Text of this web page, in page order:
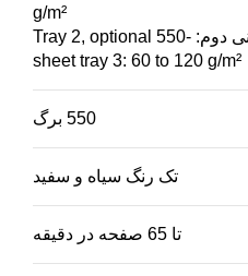
g/m²
سینی دوم: Tray 2, optional 550-
sheet tray 3: 60 to 120 g/m²
550 برگ
تک رنگ سیاه و سفید
تا 65 صفحه در دقیقه